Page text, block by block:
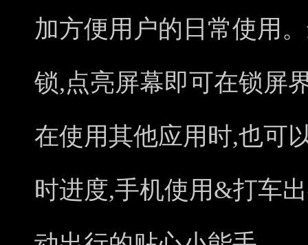
加方便用户的日常使用
锁,点亮屏幕即可在锁屏
在使用其他应用时,也可
时进度,手机使用&打车